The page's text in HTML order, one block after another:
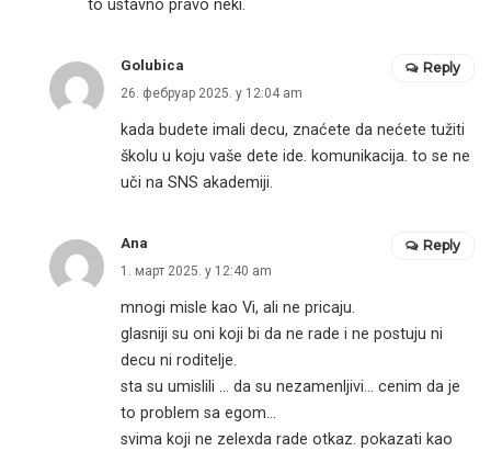
to ustavno pravo neki.
Golubica
26. фебруар 2025. у 12:04 am
kada budete imali decu, znaćete da nećete tužiti
školu u koju vaše dete ide. komunikacija. to se ne
uči na SNS akademiji.
Reply
Ana
1. март 2025. у 12:40 am
mnogi misle kao Vi, ali ne pricaju.
glasniji su oni koji bi da ne rade i ne postuju ni
decu ni roditelje.
sta su umislili … da su nezamenljivi… cenim da je
to problem sa egom…
svima koji ne zelexda rade otkaz. pokazati kao
Reply